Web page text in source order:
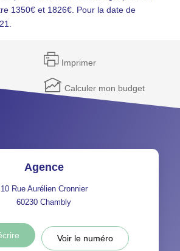
1350€ et 1826€. Pour la date de
Imprimer
Calculer mon budget
Agence
10 Rue Aurélien Cronnier
60230 Chambly
Voir le numéro